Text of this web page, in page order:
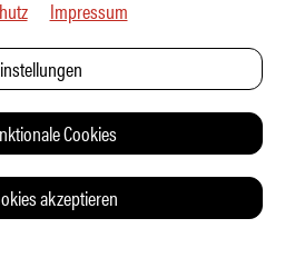
Impressum
Cookies
akzeptieren